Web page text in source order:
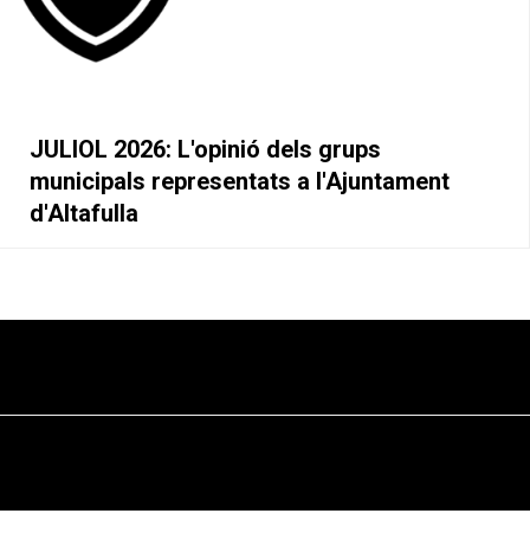
Fem un cafè amb Alcaldia
Organització
Educació
Autoconsum
JULIOL 2026: L'opinió dels grups
municipals representats a l'Ajuntament
d'Altafulla